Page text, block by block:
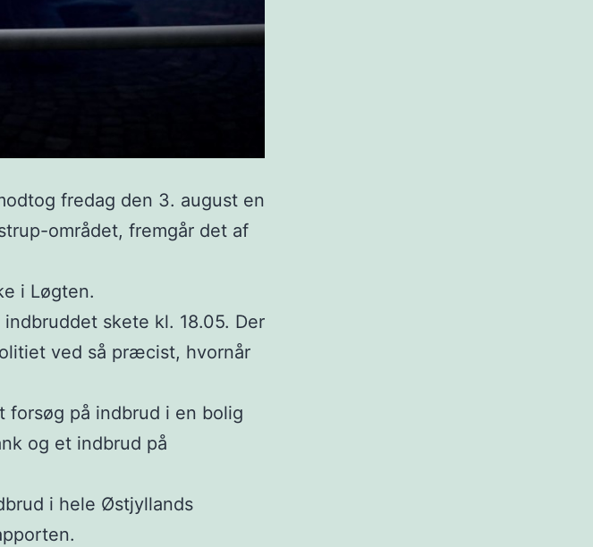
fredag den 3. august en
området, fremgår det af
i Løgten.
skete kl. 18.05. Der
ved så præcist, hvornår
på indbrud i en bolig
og et indbrud på
i hele Østjyllands